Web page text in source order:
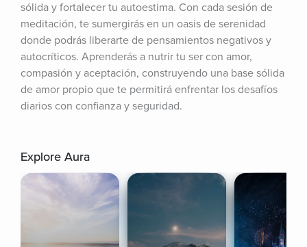
sólida y fortalecer tu autoestima. Con cada sesión de
meditación, te sumergirás en un oasis de serenidad
donde podrás liberarte de pensamientos negativos y
autocríticos. Aprenderás a nutrir tu ser con amor,
compasión y aceptación, construyendo una base sólida
de amor propio que te permitirá enfrentar los desafíos
diarios con confianza y seguridad.
Explore Aura